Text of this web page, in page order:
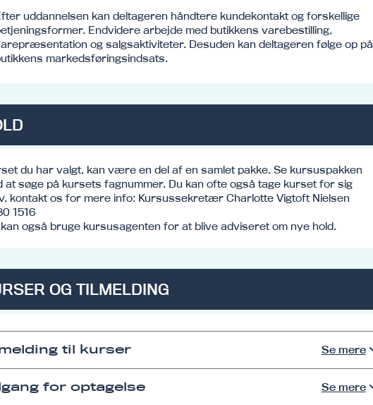
uddannelsen kan deltageren håndtere kundekontakt og forskellige
Endvidere arbejde med butikkens varebestilling,
og salgsaktiviteter. Desuden kan deltageren følge op på
markedsføringsindsats.
du har valgt, kan være en del af en samlet pakke. Se kursuspakken
at søge på kursets fagnummer. Du kan ofte også tage kurset for sig
kontakt os for mere info: Kursussekretær Charlotte Vigtoft Nielsen
1516
kan også bruge kursusagenten for at blive adviseret om nye hold.
OG TILMELDING
til kurser Se mere
for optagelse Se mere